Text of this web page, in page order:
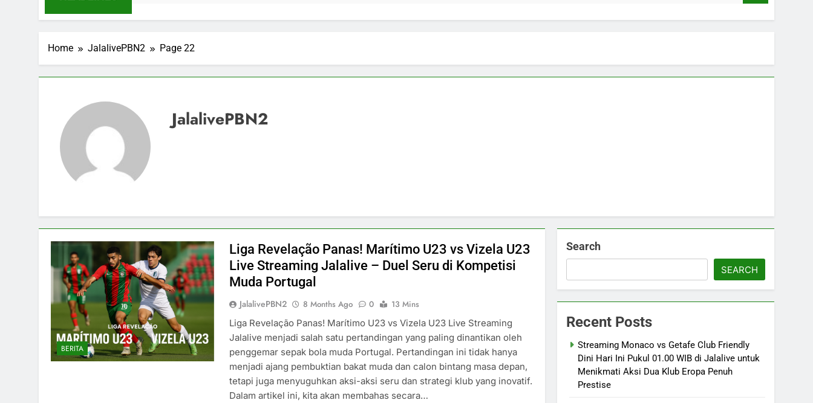
Home JalalivePBN2 Page 22
JalalivePBN2
BERITA
Liga Revelação Panas! Marítimo U23 vs Vizela U23
Live Streaming Jalalive – Duel Seru di Kompetisi
Muda Portugal
JalalivePBN2 8 Months Ago 0
13 Mins
Liga Revelação Panas! Marítimo U23 vs Vizela U23 Live Streaming
Jalalive menjadi salah satu pertandingan yang paling dinantikan oleh
penggemar sepak bola muda Portugal. Pertandingan ini tidak hanya
menjadi ajang pembuktian bakat muda dan calon bintang masa depan,
tetapi juga menyuguhkan aksi-aksi seru dan strategi klub yang inovatif.
Dalam artikel ini, kita akan membahas secara…
Search
SEARCH
Recent Posts
Streaming Monaco vs Getafe Club Friendly
Dini Hari Ini Pukul 01.00 WIB di Jalalive untuk
Menikmati Aksi Dua Klub Eropa Penuh
Prestise